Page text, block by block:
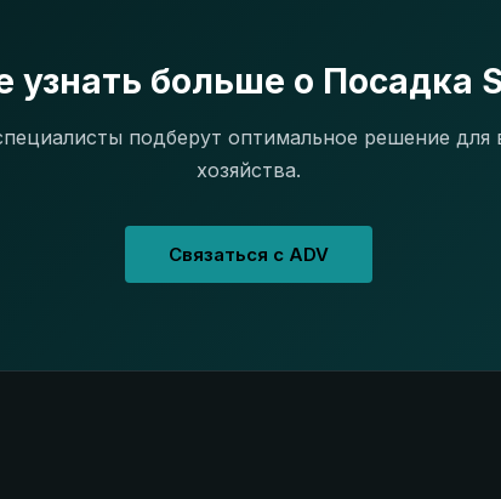
узнать больше о Посадка
подберут оптимальное решение для
хозяйства.
Связаться с ADV